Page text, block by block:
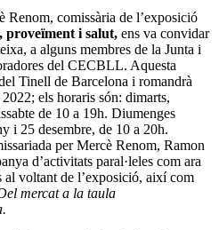
Renom, comissària de l’exposició
i salut, ens va convidar
a alguns membres de la Junta i
del CECBLL. Aquesta
Tinell de Barcelona i romandrà
els horaris són: dimarts,
de 10 a 19h. Diumenges
i 25 desembre, de 10 a 20h.
per Mercè Renom, Ramon
d’activitats paral·leles com ara
al voltant de l’exposició, així com
mercat a la taula